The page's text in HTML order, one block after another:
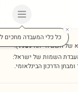
כל כלי המעבדה מחכים
של השם הייתה1989
).
השמות של ישראל:
הדרכון הבינלאומי.